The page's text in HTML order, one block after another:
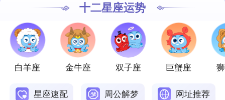
十二星座运势
白羊座 金牛座 双子座 巨蟹座
星座速配 周公解梦 网址推荐